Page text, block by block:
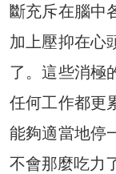
斷充斥在腦中
加上壓抑在心
了。這些消極
任何工作都更
能夠適當地停
不會那麼吃力